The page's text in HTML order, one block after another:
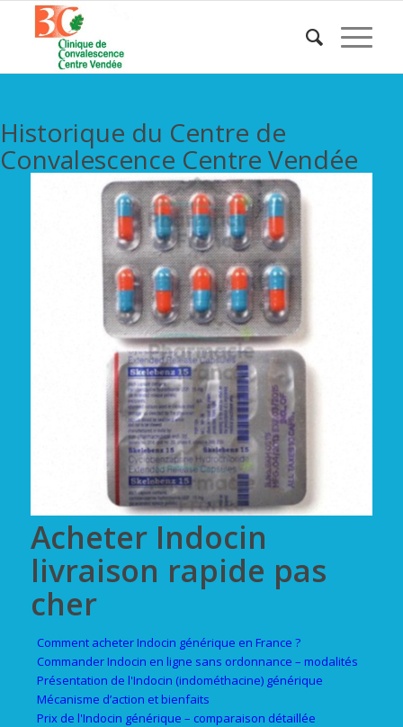
Historique du Centre de
Convalescence Centre Vendée
Acheter Indocin
livraison rapide pas
cher
Comment acheter Indocin générique en France ?
Commander Indocin en ligne sans ordonnance – modalités
Présentation de l'Indocin (indométhacine) générique
Mécanisme d’action et bienfaits
Prix de l'Indocin générique – comparaison détaillée